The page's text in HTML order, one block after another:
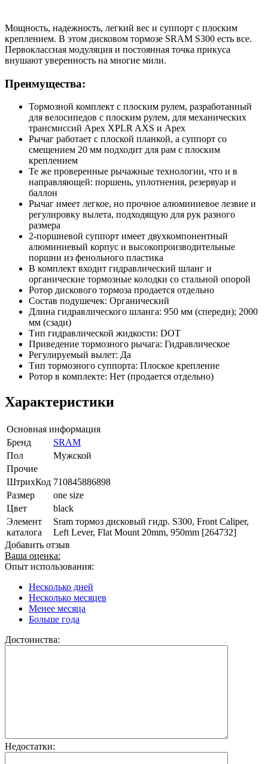
Мощность, надежность, легкий вес и суппорт с плоским
креплением. В этом дисковом тормозе SRAM S300 есть все.
Первоклассная модуляция и постоянная точка прикуса
внушают уверенность на многие мили.
Преимущества:
Тормозной комплект с плоским рулем, разработанный
для велосипедов с плоским рулем, для механических
трансмиссий Apex XPLR AXS и Apex
Рычаг работает с плоской планкой, а суппорт со
смещением 20 мм подходит для рам с плоским
креплением
Те же проверенные рычажные технологии, что и в
направляющей: поршень, уплотнения, резервуар и
баллон
Рычаг имеет легкое, но прочное алюминиевое лезвие и
регулировку вылета, подходящую для рук разного
размера
2-поршневой суппорт имеет двухкомпонентный
алюминиевый корпус и высокопроизводительные
поршни из фенольного пластика
В комплект входит гидравлический шланг и
органические тормозные колодки со стальной опорой
Ротор дискового тормоза продается отдельно
Состав подушечек: Органический
Длина гидравлического шланга: 950 мм (спереди); 2000
мм (сзади)
Тип гидравлической жидкости: DOT
Приведение тормозного рычага: Гидравлическое
Регулируемый вылет: Да
Тип тормозного суппорта: Плоское крепление
Ротор в комплекте: Нет (продается отдельно)
Характеристики
Основная информация
Бренд
SRAM
Пол
Мужской
Прочие
ШтрихКод 710845886898
Размер
one size
Цвет
black
Элемент
каталога
Sram тормоз дисковый гидр. S300, Front Caliper,
Left Lever, Flat Mount 20mm, 950mm [264732]
Добавить отзыв
Ваша оценка:
Опыт использования:
Несколько дней
Несколько месяцев
Менее месяца
Больше года
Достоинства:
Недостатки: